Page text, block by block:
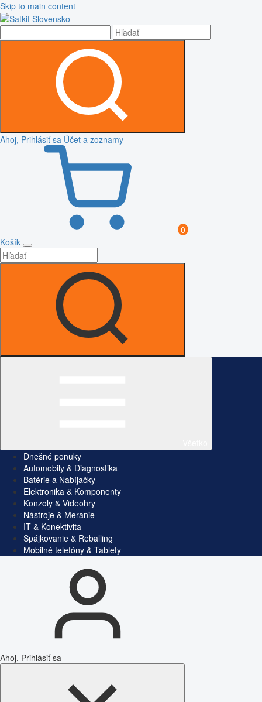
Skip to main content
Ahoj, Prihlásiť sa Účet a zoznamy
0
Košík
Dnešné ponuky
Automobily & Diagnostika
Batérie a Nabíjačky
Elektronika & Komponenty
Konzoly & Videohry
Nástroje & Meranie
IT & Konektivita
Spájkovanie & Reballing
Mobilné telefóny & Tablety
Ahoj, Prihlásiť sa